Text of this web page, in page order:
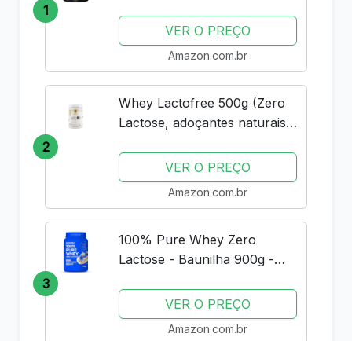
1
VER O PREÇO
Amazon.com.br
2
Whey Lactofree 500g (Zero
Lactose, adoçantes naturais)
VER O PREÇO
Amazon.com.br
3
100% Pure Whey Zero
Lactose - Baunilha 900g -
VER O PREÇO
Amazon.com.br